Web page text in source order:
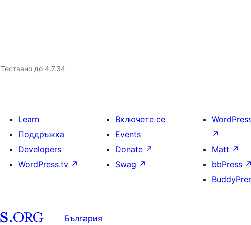
Тествано до 4.7.34
Learn
Поддръжка
Developers
WordPress.tv ↗
Включете се
Events
Donate ↗
Swag ↗
↗
Matt ↗
bbPress ↗
България